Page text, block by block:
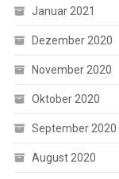
Januar 2021
Dezember 2020
November 2020
Oktober 2020
September 2020
August 2020